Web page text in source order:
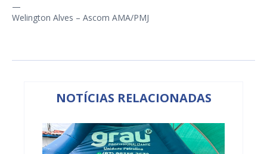
—
Welington Alves – Ascom AMA/PMJ
NOTÍCIAS RELACIONADAS